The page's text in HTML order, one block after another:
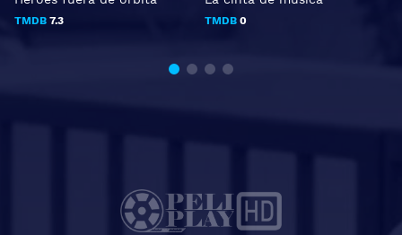
TMDB 7.3 TMDB 0